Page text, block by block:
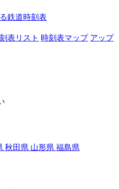
鉄道時刻表
表リスト 時刻表マップ アップ
秋田県 山形県 福島県